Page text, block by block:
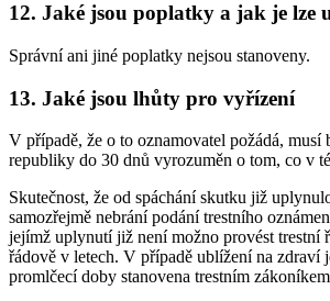
12. Jaké jsou poplatky a jak je lze
Správní ani jiné poplatky nejsou stanoveny.
13. Jaké jsou lhůty pro vyřízení
V případě, že o to oznamovatel požádá, musí
republiky do 30 dnů vyrozuměn o tom, co v
Skutečnost, že od spáchání skutku již
samozřejmě nebrání podání trestního
jejímž uplynutí již není možno provést trestní
řádově v letech. V případě ublížení na zdraví
promlčecí doby stanovena trestním